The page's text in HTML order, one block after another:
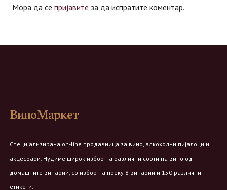
Мора да се пријавите за да испратите коментар.
ВиноМаркет
Специјализирана on-line продавница за вино, алкохолни пијалоци и
акцесоари. Нудиме широк избор на различни сорти на вино од
домашните винарии, со избор на преку 8 винарии и 150 различни
етикети.